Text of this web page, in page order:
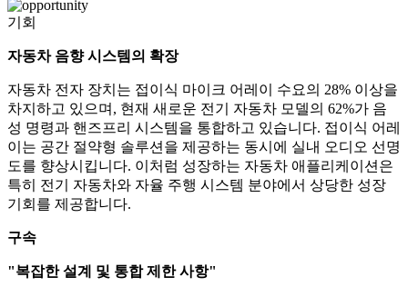
기회
자동차 음향 시스템의 확장
자동차 전자 장치는 접이식 마이크 어레이 수요의 28% 이상을
차지하고 있으며, 현재 새로운 전기 자동차 모델의 62%가 음
성 명령과 핸즈프리 시스템을 통합하고 있습니다. 접이식 어레
이는 공간 절약형 솔루션을 제공하는 동시에 실내 오디오 선명
도를 향상시킵니다. 이처럼 성장하는 자동차 애플리케이션은
특히 전기 자동차와 자율 주행 시스템 분야에서 상당한 성장
기회를 제공합니다.
구속
"복잡한 설계 및 통합 제한 사항"